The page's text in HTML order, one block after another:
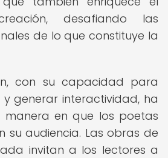
desafiando las
de lo que constituye la
con su capacidad para
generar interactividad, ha
en que los poetas
su audiencia. Las obras de
invitan a los lectores a